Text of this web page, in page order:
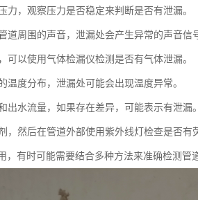
力，观察压力是否稳定来判断是否有泄漏。
道周围的声音，泄漏处会产生异常的声音信
可以使用气体检漏仪检测是否有气体泄漏。
温度分布，泄漏处可能会出现温度异常。
出水流量，如果存在差异，可能表示有泄漏。
，然后在管道外部使用紫外线灯检查是否有
有时可能需要结合多种方法来准确检测管